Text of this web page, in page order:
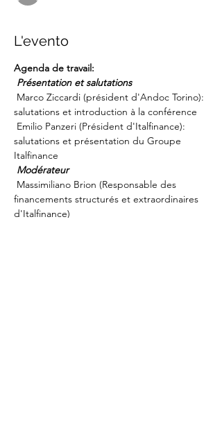
L'evento
Agenda de travail:
Présentation et salutations
salutations et introduction à la conférence
salutations et présentation du Groupe
Italfinance
Modérateur
financements structurés et extraordinaires
d'Italfinance)